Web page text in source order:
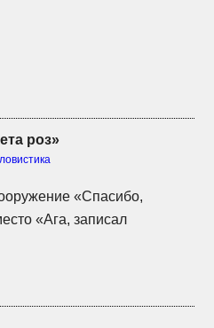
роз»
«Спасибо,
«Ага, записал